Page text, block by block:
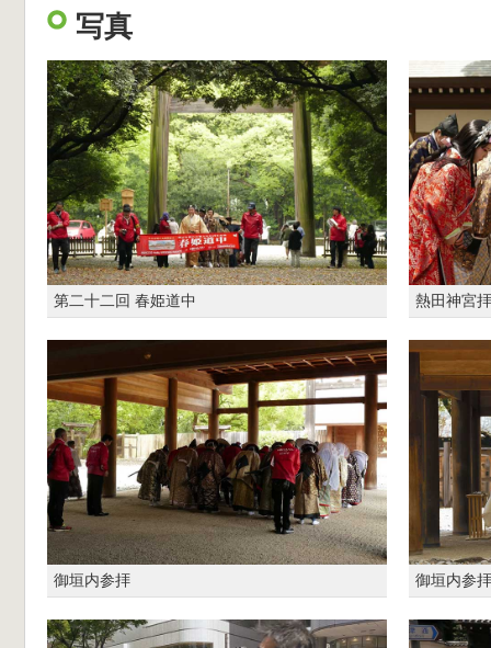
写真
第二十二回 春姫道中 熱田神宮
御垣内参拝 御垣内参拝